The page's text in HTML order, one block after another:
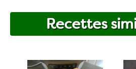
Recettes